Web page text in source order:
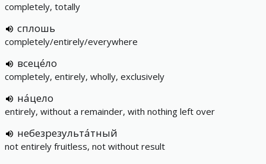
completely, totally
сплошь
completely/entirely/everywhere
всеце́ло
completely, entirely, wholly, exclusively
на́цело
entirely, without a remainder, with nothing left over
небезрезульта́тный
not entirely fruitless, not without result